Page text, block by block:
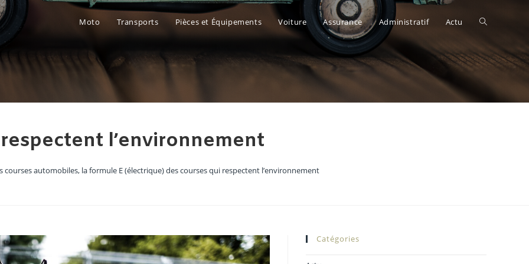
Moto Transports Pièces et Équipements Voiture Assurance Administratif Actu Toggle
website
la formule E (électrique) des courses qui
respectent l’environnement
courses automobiles, la formule E (électrique) des courses qui respectent l’environnement
Catégories